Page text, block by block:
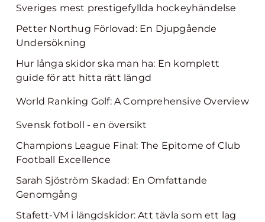
Sveriges mest prestigefyllda hockeyhändelse
Petter Northug Förlovad: En Djupgående
Undersökning
Hur långa skidor ska man ha: En komplett
guide för att hitta rätt längd
World Ranking Golf: A Comprehensive Overview
Svensk fotboll - en översikt
Champions League Final: The Epitome of Club
Football Excellence
Sarah Sjöström Skadad: En Omfattande
Genomgång
Stafett-VM i längdskidor: Att tävla som ett lag